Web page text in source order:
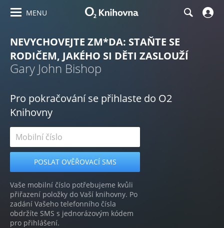
MENU
NEVYCHOVEJTE ZM*DA: STAŇTE SE
RODIČEM, JAKÉHO SI DĚTI ZASLOUŽÍ
Gary John Bishop
Pro pokračování se přihlaste do O2
Knihovny
Vaše mobilní číslo potřebujeme kvůli
přiřazení položky do Vaší knihovny. Po
zadání Vašeho telefonního čísla
obdržíte SMS s jednorázovým kódem
pro přihlášení.